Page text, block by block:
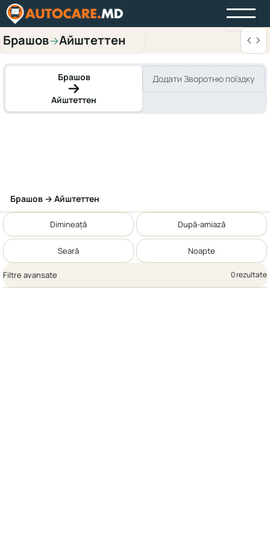
Брашов→Айштеттен
Брашов
Айштеттен
Додати Зворотню поїздку
Брашов → Айштеттен
Dimineață După-amiază
Seară Noapte
Filtre avansate 0 rezultate